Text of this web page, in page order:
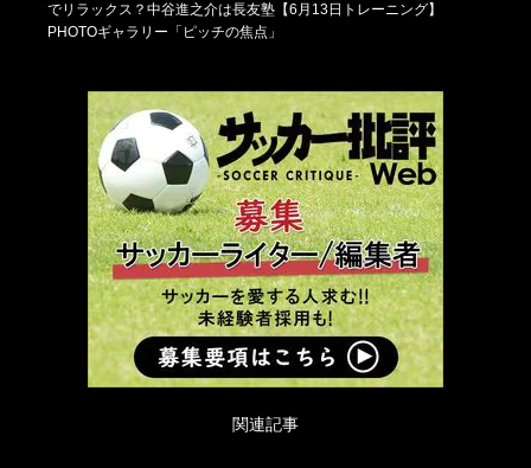
でリラックス？中谷進之介は長友塾【6月13日トレーニング】
PHOTOギャラリー「ピッチの焦点」
関連記事